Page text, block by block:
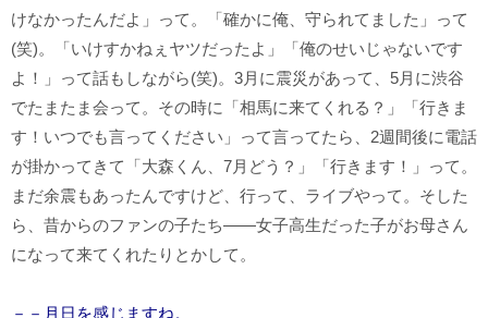
けなかったんだよ」って。「確かに俺、守られてました」って
(笑)。「いけすかねぇヤツだったよ」「俺のせいじゃないです
よ！」って話もしながら(笑)。3月に震災があって、5月に渋谷
でたまたま会って。その時に「相馬に来てくれる？」「行きま
す！いつでも言ってください」って言ってたら、2週間後に電話
が掛かってきて「大森くん、7月どう？」「行きます！」って。
まだ余震もあったんですけど、行って、ライブやって。そした
ら、昔からのファンの子たち――女子高生だった子がお母さん
になって来てくれたりとかして。
－－月日を感じますね。